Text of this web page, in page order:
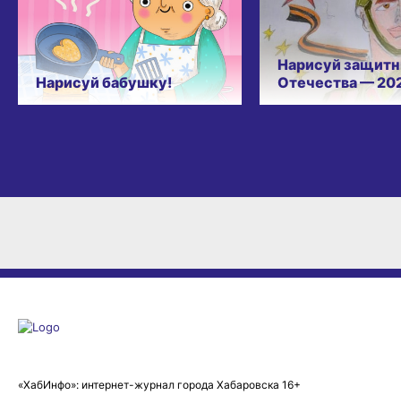
Нарисуй бабушку!
Нарисуй
Отечества —
«ХабИнфо»: интернет-журнал города Хабаровска 16+